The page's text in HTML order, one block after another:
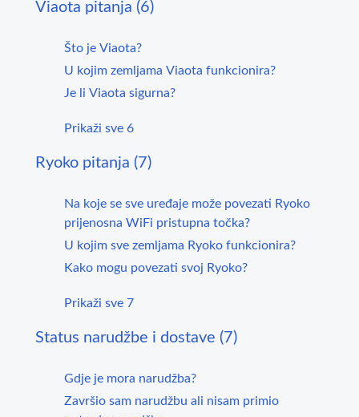
Viaota pitanja (6)
Što je Viaota?
U kojim zemljama Viaota funkcionira?
Je li Viaota sigurna?
Prikaži sve 6
Ryoko pitanja (7)
Na koje se sve uređaje može povezati Ryoko
prijenosna WiFi pristupna točka?
U kojim sve zemljama Ryoko funkcionira?
Kako mogu povezati svoj Ryoko?
Prikaži sve 7
Status narudžbe i dostave (7)
Gdje je mora narudžba?
Završio sam narudžbu ali nisam primio